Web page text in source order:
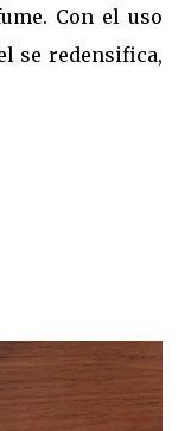
Con el uso
se redensifica,